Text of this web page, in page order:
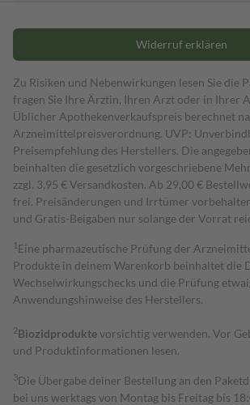
Widerruf erklären
Zu Risiken und Nebenwirkungen lesen Sie die
fragen Sie Ihre Ärztin, Ihren Arzt oder in Ihrer
Üblicher Apothekenverkaufspreis berechnet
Arzneimittelpreisverordnung. UVP:
Preisempfehlung des Herstellers. Die
beinhalten die gesetzlich vorgeschriebene
zzgl. 3,95 € Versandkosten. Ab 29,00 €
frei. Preisänderungen und Irrtümer
und Gratis-Beigaben nur solange der Vorrat
1 Eine pharmazeutische Prüfung der
Produkte in deinem Warenkorb beinhaltet die
Wechselwirkungschecks und die Prüfung
Anwendungshinweise des Herstellers.
2Biozidproduktevorsichtig verwenden. Vor
und Produktinformationen lesen.
3Die Übergabe deiner Bestellung an den
bei uns werktags von Montag bis Freitag bis